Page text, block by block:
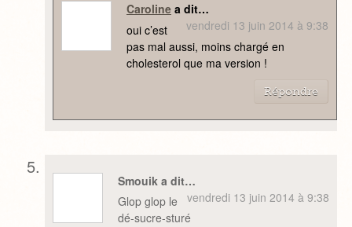
Carolinea dit…
vendredi 13 juin 2014 à 9:38
oui c’est
pas mal aussi, moins chargé en
cholesterol que ma version !
Répondre
Smouik a dit…
vendredi 13 juin 2014 à 9:38
Glop glop le
dé-sucre-sturé